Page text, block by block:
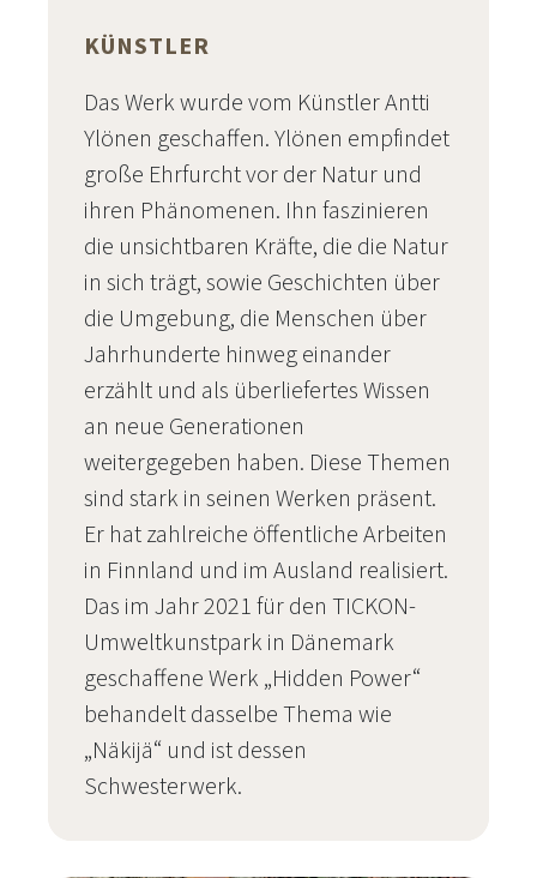
KÜNSTLER
Das Werk wurde vom Künstler Antti
Ylönen geschaffen. Ylönen empfindet
große Ehrfurcht vor der Natur und
ihren Phänomenen. Ihn faszinieren
die unsichtbaren Kräfte, die die Natur
in sich trägt, sowie Geschichten über
die Umgebung, die Menschen über
Jahrhunderte hinweg einander
erzählt und als überliefertes Wissen
an neue Generationen
weitergegeben haben. Diese Themen
sind stark in seinen Werken präsent.
Er hat zahlreiche öffentliche Arbeiten
in Finnland und im Ausland realisiert.
Das im Jahr 2021 für den TICKON-
Umweltkunstpark in Dänemark
geschaffene Werk „Hidden Power“
behandelt dasselbe Thema wie
„Näkijä“ und ist dessen
Schwesterwerk.